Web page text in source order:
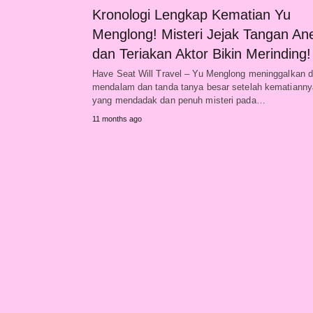
Kronologi Lengkap Kematian Yu
Menglong! Misteri Jejak Tangan
dan Teriakan Aktor Bikin Merinding!
Have Seat Will Travel – Yu Menglong meninggalkan
mendalam dan tanda tanya besar setelah
yang mendadak dan penuh misteri pada…
11 months ago